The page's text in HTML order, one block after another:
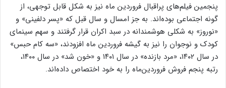
پنجمین فیلم‌های پراقبال فروردین ماه نیز به شکل قابل توجهی، از
گونه اجتماعی بوده‌اند. به جز امسال و سال قبل که «پسر دلفینی» و
«نوروز» به شکلی هوشمندانه در سبد اکران قرار گرفتند و سهم سینمای
کودک و نوجوان را نیز به گیشه فروردین ماه افزودند، «سه کام حبس»
در سال ۱۴۰۲، «مرد بازنده» در سال ۱۴۰۱ و «خون شد» در سال ۱۴۰۰،
رتبه پنجم فروش فروردین‌ماه را به خود اختصاص داده‌اند.